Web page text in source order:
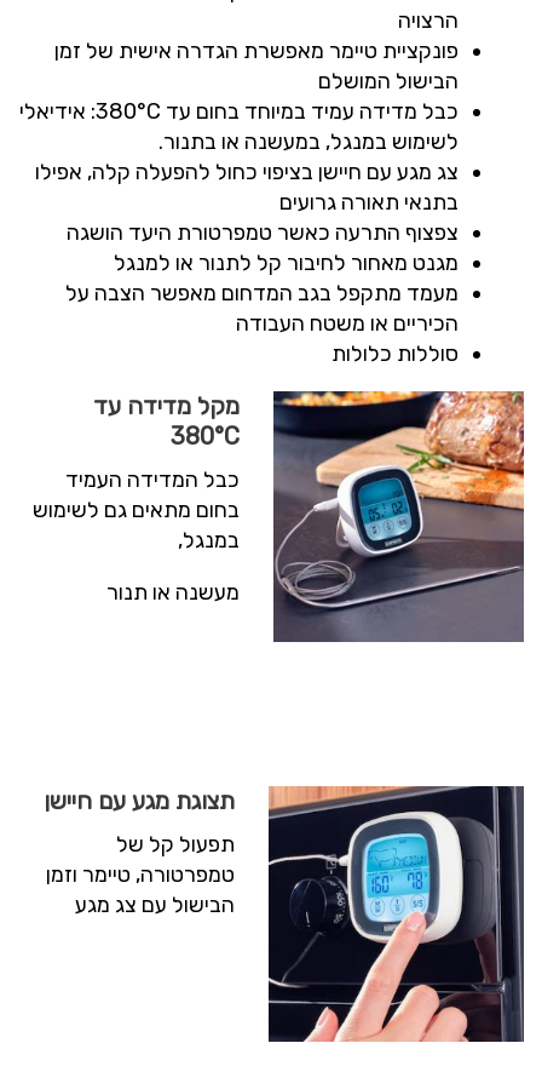
הרצויה
פונקציית טיימר מאפשרת הגדרה אישית של זמן
הבישול המושלם
כבל מדידה עמיד במיוחד בחום עד 380°C: אידיאלי
לשימוש במנגל, במעשנה או בתנור.
צג מגע עם חיישן בציפוי כחול להפעלה קלה, אפילו
בתנאי תאורה גרועים
צפצוף התרעה כאשר טמפרטורת היעד הושגה
מגנט מאחור לחיבור קל לתנור או למנגל
מעמד מתקפל בגב המדחום מאפשר הצבה על
הכיריים או משטח העבודה
סוללות כלולות
מקל מדידה עד
380°C
כבל המדידה העמיד
בחום מתאים גם לשימוש
במנגל,
מעשנה או תנור
תצוגת מגע עם חיישן
תפעול קל של
טמפרטורה, טיימר וזמן
הבישול עם צג מגע